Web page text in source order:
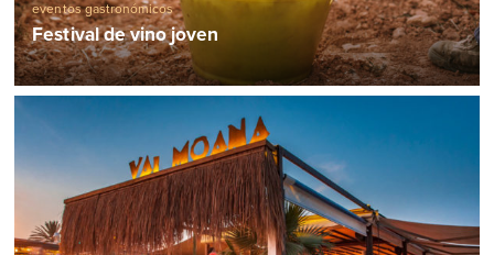
eventos gastronómicos
Festival de vino joven